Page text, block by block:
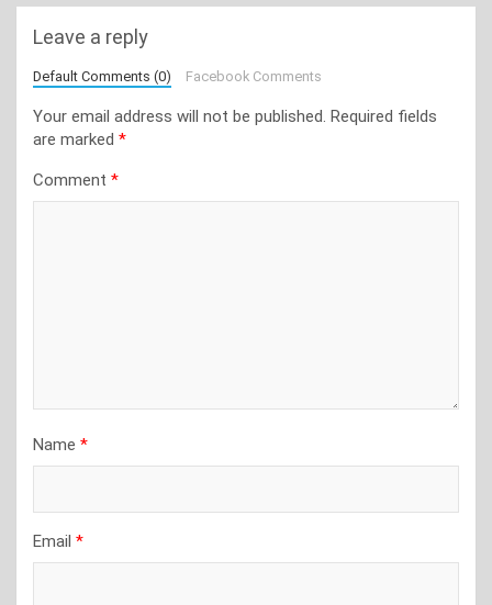
Leave a reply
Default Comments (0) Facebook Comments
Your email address will not be published. Required fields
are marked *
Comment *
Name *
Email *